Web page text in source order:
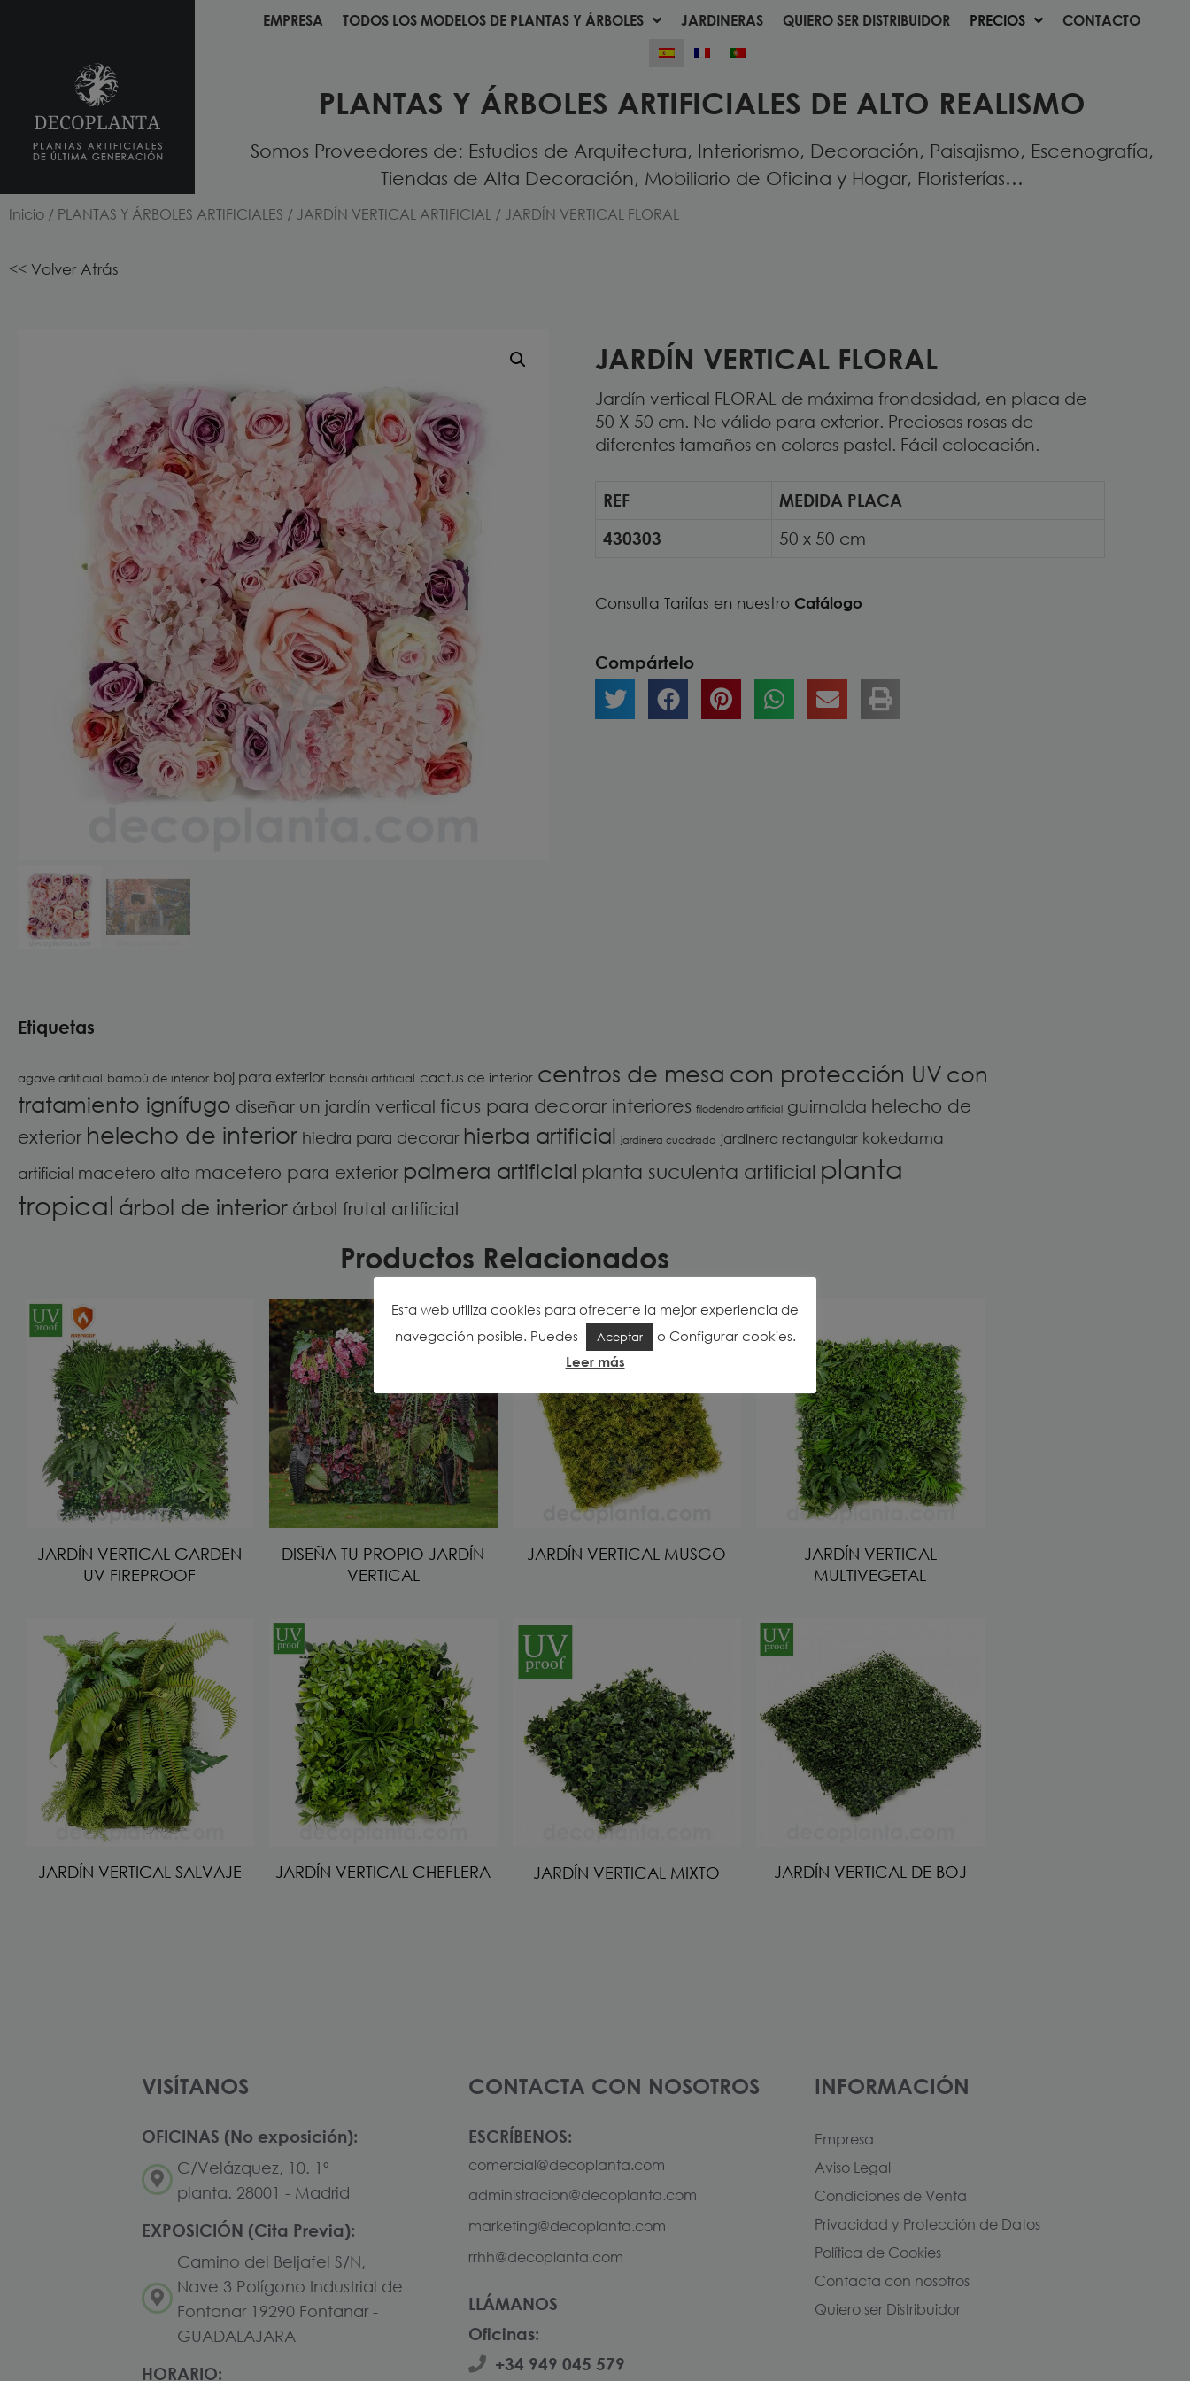
EMPRESA TODOS LOS MODELOS DE PLANTAS Y ÁRBOLES JARDINERAS QUIERO SER DISTRIBUIDOR PRECIOS CONTACTO
EMPRESA TODOS LOS MODELOS DE PLANTAS Y ÁRBOLES JARDINERAS QUIERO SER DISTRIBUIDOR PRECIOS CONTACTO
PLANTAS Y ÁRBOLES ARTIFICIALES DE ALTO REALISMO
Somos Proveedores de: Estudios de Arquitectura, Interiorismo, Decoración, Paisajismo, Escenografía,
Tiendas de Alta Decoración, Mobiliario de Oficina y Hogar, Floristerías…
Inicio / PLANTAS Y ÁRBOLES ARTIFICIALES / JARDÍN VERTICAL ARTIFICIAL / JARDÍN VERTICAL FLORAL
<< Volver Atrás
JARDÍN VERTICAL FLORAL
Jardín vertical FLORAL de máxima frondosidad, en placa de
50 X 50 cm. No válido para exterior. Preciosas rosas de
diferentes tamaños en colores pastel. Fácil colocación.
REF
MEDIDA PLACA
430303
50 x 50 cm
Consulta Tarifas en nuestro Catálogo
Compártelo
Etiquetas
agave artificial bambú de interior boj para exterior bonsái artificial cactus de interior centros de mesa con protección UV con
tratamiento ignífugo diseñar un jardín vertical ficus para decorar interiores filodendro artificial guirnalda helecho de
exterior helecho de interior hiedra para decorar hierba artificial jardinera cuadrada jardinera rectangular kokedama
artificial macetero alto macetero para exterior palmera artificial planta suculenta artificial planta
tropical árbol de interior árbol frutal artificial
Productos Relacionados
JARDÍN VERTICAL GARDEN
UV FIREPROOF
DISEÑA TU PROPIO JARDÍN
VERTICAL
JARDÍN VERTICAL MUSGO
JARDÍN VERTICAL
MULTIVEGETAL
JARDÍN VERTICAL SALVAJE JARDÍN VERTICAL CHEFLERA JARDÍN VERTICAL MIXTO JARDÍN VERTICAL DE BOJ
VISÍTANOS
OFICINAS (No exposición):
C/Velázquez, 10. 1ª
planta. 28001 - Madrid
EXPOSICIÓN (Cita Previa):
Camino del Beljafel S/N,
Nave 3 Polígono Industrial de
Fontanar 19290 Fontanar -
GUADALAJARA
HORARIO:
CONTACTA CON NOSOTROS
ESCRÍBENOS:
comercial@decoplanta.com
administracion@decoplanta.com
marketing@decoplanta.com
rrhh@decoplanta.com
LLÁMANOS
Oficinas:
+34 949 045 579
INFORMACIÓN
Empresa
Aviso Legal
Condiciones de Venta
Privacidad y Protección de Datos
Política de Cookies
Contacta con nosotros
Quiero ser Distribuidor
Esta web utiliza cookies para ofrecerte la mejor experiencia de
navegación posible. Puedes
Aceptar o Configurar cookies.
Leer más